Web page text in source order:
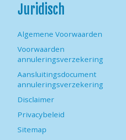
Juridisch
Algemene Voorwaarden
Voorwaarden
annuleringsverzekering
Aansluitingsdocument
annuleringsverzekering
Disclaimer
Privacybeleid
Sitemap